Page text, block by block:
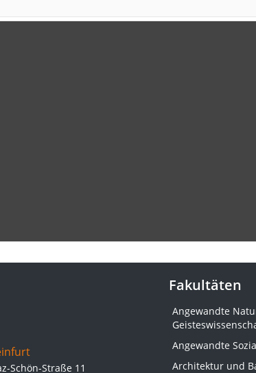
Schön-Straße 11
Fakultäten
Angewandte
Angewandte
Architektur und